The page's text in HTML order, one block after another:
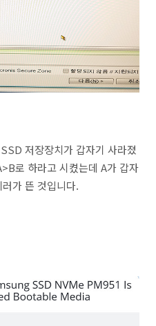
저장장치가 갑자기 사라졌
로 하라고 시켰는데 A가 갑자
가 뜬 것입니다.